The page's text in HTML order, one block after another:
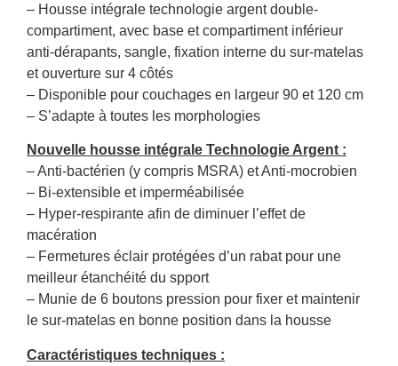
– Housse intégrale technologie argent double-
compartiment, avec base et compartiment inférieur
anti-dérapants, sangle, fixation interne du sur-matelas
et ouverture sur 4 côtés
– Disponible pour couchages en largeur 90 et 120 cm
– S’adapte à toutes les morphologies
Nouvelle housse intégrale Technologie Argent :
– Anti-bactérien (y compris MSRA) et Anti-mocrobien
– Bi-extensible et imperméabilisée
– Hyper-respirante afin de diminuer l’effet de
macération
– Fermetures éclair protégées d’un rabat pour une
meilleur étanchéité du spport
– Munie de 6 boutons pression pour fixer et maintenir
le sur-matelas en bonne position dans la housse
Caractéristiques techniques :